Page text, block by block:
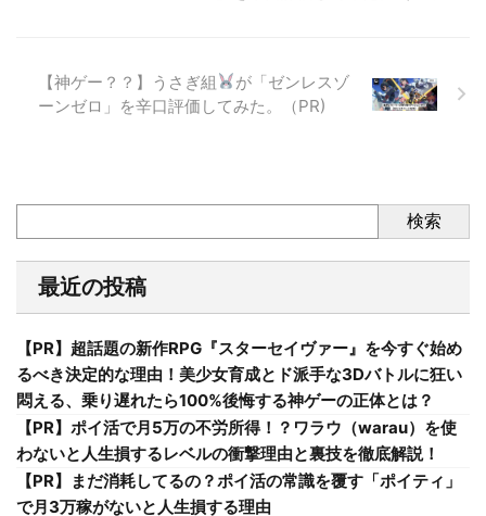
【神ゲー？？】うさぎ組
が「‎ゼンレスゾ
ーンゼロ」を辛口評価してみた。（PR)
検索
最近の投稿
【PR】超話題の新作RPG『スターセイヴァー』を今すぐ始め
るべき決定的な理由！美少女育成とド派手な3Dバトルに狂い
悶える、乗り遅れたら100%後悔する神ゲーの正体とは？
【PR】ポイ活で月5万の不労所得！？ワラウ（warau）を使
わないと人生損するレベルの衝撃理由と裏技を徹底解説！
【PR】まだ消耗してるの？ポイ活の常識を覆す「ポイティ」
で月3万稼がないと人生損する理由